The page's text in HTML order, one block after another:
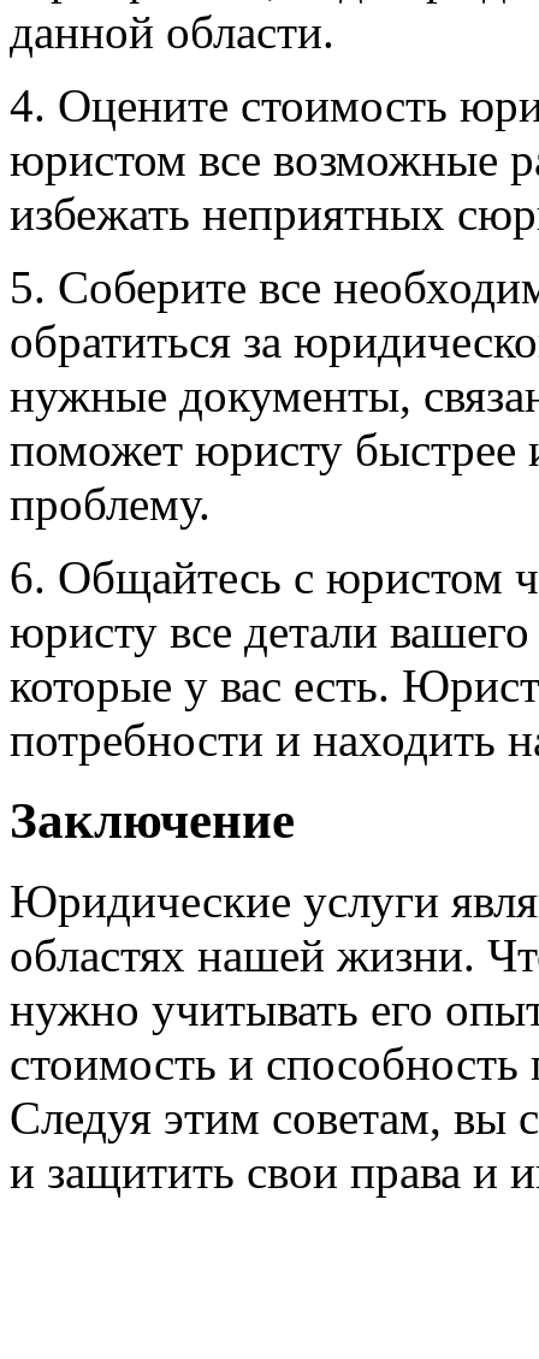
данной области.
4. Оцените стоимость
юристом все возможные
избежать неприятных
5. Соберите все
обратиться за
нужные документы,
поможет юристу быстрее
проблему.
6. Общайтесь с юристом
юристу все детали
которые у вас есть.
потребности и находить
Заключение
Юридические услуги
областях нашей жизни.
нужно учитывать его
стоимость и
Следуя этим советам, вы
и защитить свои права и